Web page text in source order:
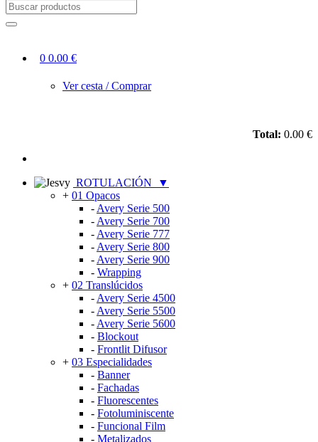
0 0.00 €
Ver cesta / Comprar
Total: 0.00 €
ROTULACIÓN
▼
+ 01 Opacos
- Avery Serie 500
- Avery Serie 700
- Avery Serie 777
- Avery Serie 800
- Avery Serie 900
- Wrapping
+ 02 Translúcidos
- Avery Serie 4500
- Avery Serie 5500
- Avery Serie 5600
- Blockout
- Frontlit Difusor
+ 03 Especialidades
- Banner
- Fachadas
- Fluorescentes
- Fotoluminiscente
- Funcional Film
- Metalizados